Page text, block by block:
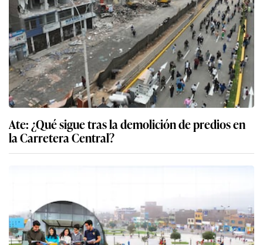
Ate: ¿Qué sigue tras la demolición de predios en
la Carretera Central?